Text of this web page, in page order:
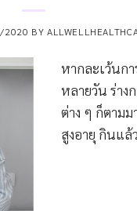
2020 BY
หากละเว้นก
หลายวัน ร่าง
ต่าง ๆ ก็ตาม
สูงอายุ กินแ